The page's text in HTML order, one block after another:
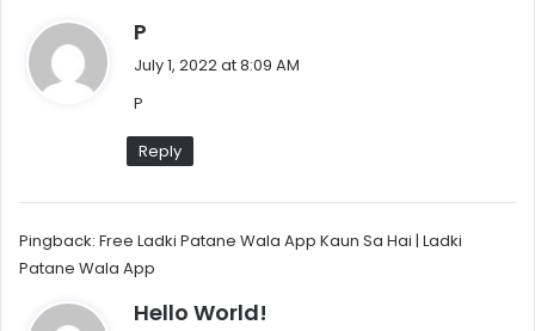
P
a
:
July 1, 2022 at 8:09 AM
P
Reply
Pingback: Free Ladki Patane Wala App Kaun Sa Hai | Ladki
Patane Wala App
Hello World!